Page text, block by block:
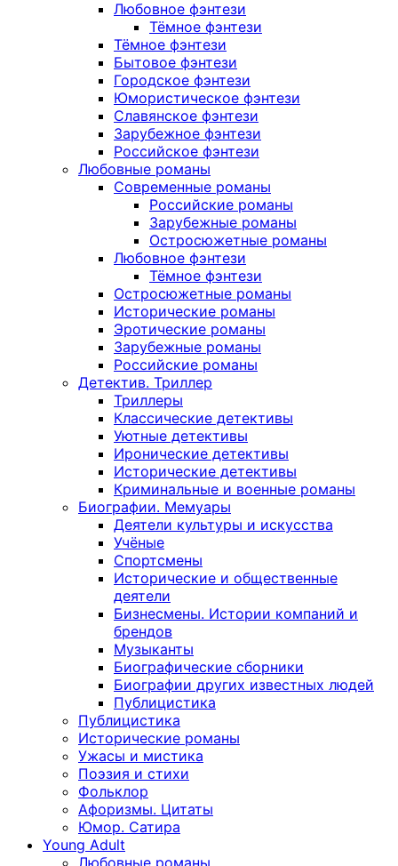
Любовное фэнтези
Тёмное фэнтези
Тёмное фэнтези
Бытовое фэнтези
Городское фэнтези
Юмористическое фэнтези
Славянское фэнтези
Зарубежное фэнтези
Российское фэнтези
Любовные романы
Современные романы
Российские романы
Зарубежные романы
Остросюжетные романы
Любовное фэнтези
Тёмное фэнтези
Остросюжетные романы
Исторические романы
Эротические романы
Зарубежные романы
Российские романы
Детектив. Триллер
Триллеры
Классические детективы
Уютные детективы
Иронические детективы
Исторические детективы
Криминальные и военные романы
Биографии. Мемуары
Деятели культуры и искусства
Учёные
Спортсмены
Исторические и общественные
деятели
Бизнесмены. Истории компаний и
брендов
Музыканты
Биографические сборники
Биографии других известных людей
Публицистика
Публицистика
Исторические романы
Ужасы и мистика
Поэзия и стихи
Фольклор
Афоризмы. Цитаты
Юмор. Сатира
Young Adult
Любовные романы